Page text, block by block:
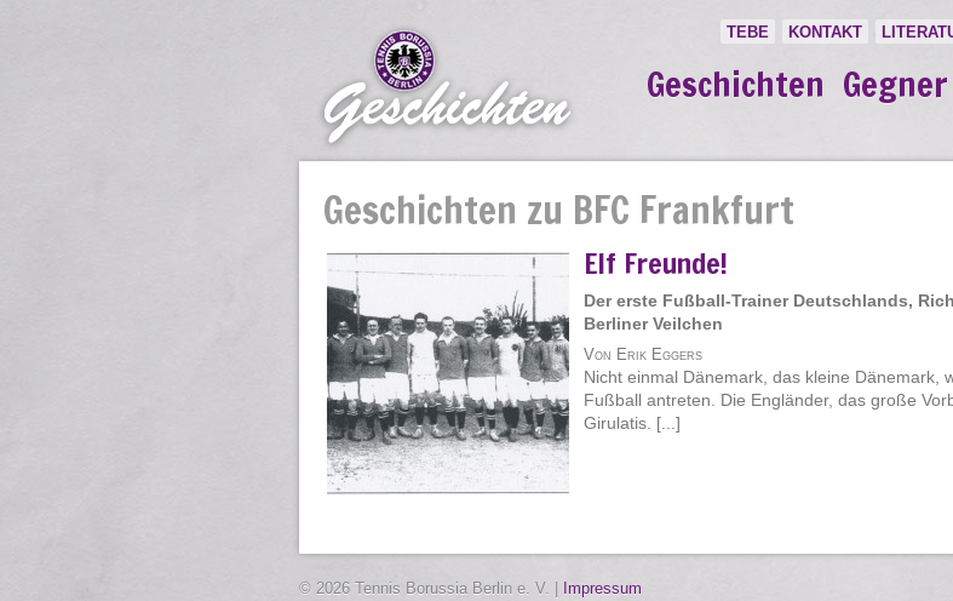
TEBE KONTAKT
Geschichten Gegner
Geschichten zu BFC Frankfurt
Elf Freunde!
Der erste Fußball-Trainer Deutschlands,
Berliner Veilchen
Von Erik Eggers
Nicht einmal Dänemark, das kleine Dänemark,
Fußball antreten. Die Engländer, das große
Girulatis. [...]
© 2026 Tennis Borussia Berlin e. V. | Impressum